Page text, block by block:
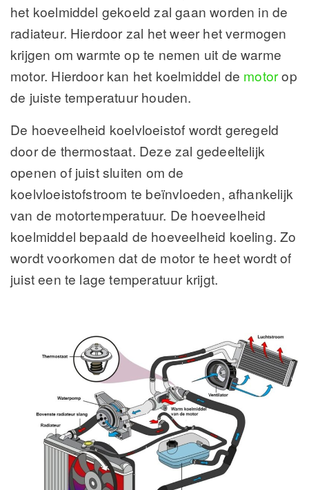
het koelmiddel gekoeld zal gaan worden in de
radiateur. Hierdoor zal het weer het vermogen
krijgen om warmte op te nemen uit de warme
motor. Hierdoor kan het koelmiddel de motorop
de juiste temperatuur houden.
De hoeveelheid koelvloeistof wordt geregeld
door de thermostaat. Deze zal gedeeltelijk
openen of juist sluiten om de
koelvloeistofstroom te beïnvloeden, afhankelijk
van de motortemperatuur. De hoeveelheid
koelmiddel bepaald de hoeveelheid koeling. Zo
wordt voorkomen dat de motor te heet wordt of
juist een te lage temperatuur krijgt.